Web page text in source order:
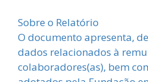
Sobre o Relatório
O documento apresenta,
dados relacionados à
colaboradores(as), bem